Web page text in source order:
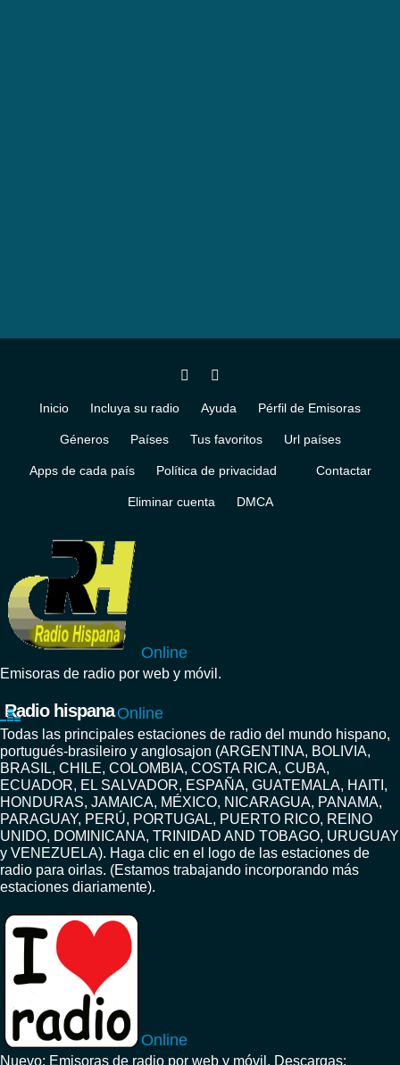
Inicio Incluya su radio Ayuda Pérfil de Emisoras
Géneros Países Tus favoritos Url países
Apps de cada país Política de privacidad Contactar
Eliminar cuenta DMCA
Online
Emisoras de radio por web y móvil.
Radio hispana Online
Todas las principales estaciones de radio del mundo hispano,
portugués-brasileiro y anglosajon (ARGENTINA, BOLIVIA,
BRASIL, CHILE, COLOMBIA, COSTA RICA, CUBA,
ECUADOR, EL SALVADOR, ESPAÑA, GUATEMALA, HAITI,
HONDURAS, JAMAICA, MÉXICO, NICARAGUA, PANAMA,
PARAGUAY, PERÚ, PORTUGAL, PUERTO RICO, REINO
UNIDO, DOMINICANA, TRINIDAD AND TOBAGO, URUGUAY
y VENEZUELA). Haga clic en el logo de las estaciones de
radio para oirlas. (Estamos trabajando incorporando más
estaciones diariamente).
Online
Nuevo: Emisoras de radio por web y móvil. Descargas: